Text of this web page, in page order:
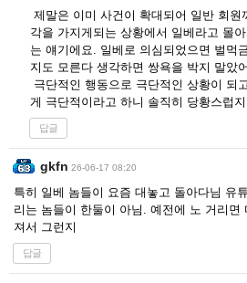
제말은 이미 사건이 확대되어 일반 회원
각을 가지게되는 상황에서 일베라고 몰
는 얘기에요. 일베로 의심되었으면 벌먹
지도 모른다 생각하면 쌍욕을 박지 말았
극단적인 행동으로 극단적인 상황이 되
게 극단적이라고 하니 솔직히 당황스럽
답글
gkfn 26-06-17 08:20
특히 일베 놈들이 요즘 대놓고 돌아다님 유
리는 놈들이 한둘이 아님. 예전에 노 거리면
져서 그런지
답글